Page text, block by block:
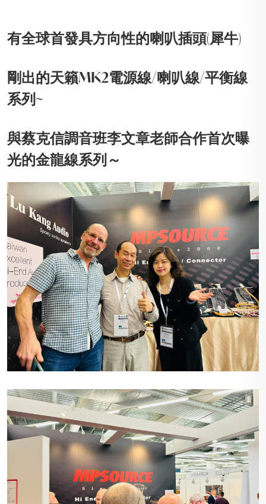
有全球首發具方向性的喇叭插頭(犀牛)
剛出的天籟MK2電源線/喇叭線/平衡線
系列~
與蔡克信調音班李文章老師合作首次曝
光的金龍線系列～